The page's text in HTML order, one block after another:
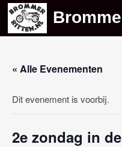
Skip
content
« Alle Evenementen
Dit evenement is voorbij.
2e zondag in